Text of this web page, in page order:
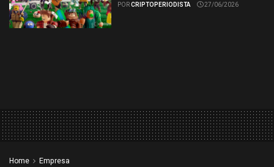
PORCRIPTOPERIODISTA 27/06/2026
Home Empresa